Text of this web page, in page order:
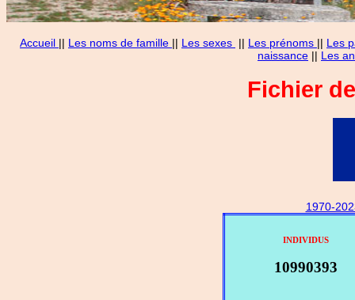
Accueil || Les noms de famille || Les sexes || Les prénoms || Les
naissance || Les
Fichier
1970-
INDIVIDUS
10990393